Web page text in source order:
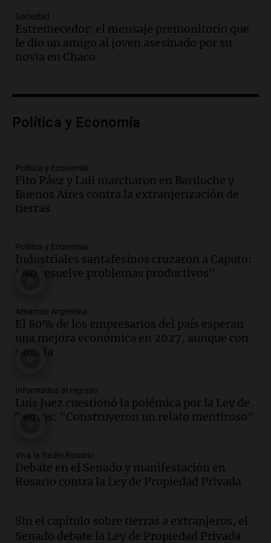
violó libertad condicional al ir al
Mundial de Atlanta
Panorama Federal
Episodios
programa de movilidad sustentable
Episodios
tras condiciones invernales
Panorama Federal
Episodios
Audio.
cuando el padre mira mucho el teléfono?
Educar entre todos
Episodios
edificios icónicos
Panorama Federal
Episodios
Audio.
controvertidos
Panorama Federal
Episodios
privada en el Senado Nacional
Panorama Federal
Episodios
contrato entre cooperativa argentina y
Huawei en Neuquén
Sociedad
Estremecedor: el mensaje premonitorio que
le dio un amigo al joven asesinado por su
novia en Chaco
Política y Economía
Política y Economía
Fito Páez y Lali marcharon en Bariloche y
Buenos Aires contra la extranjerización de
tierras
Política y Economía
Industriales santafesinos cruzaron a Caputo:
"No resuelve problemas productivos"
Amamos Argentina
El 80% de los empresarios del país esperan
una mejora económica en 2027, aunque con
cautela
Informados al regreso
Luis Juez cuestionó la polémica por la Ley de
Tierras: "Construyeron un relato mentiroso"
Viva la Radio Rosario
Debate en el Senado y manifestación en
Rosario contra la Ley de Propiedad Privada
Sin el capítulo sobre tierras a extranjeros, el
Senado debate la Ley de Propiedad Privada